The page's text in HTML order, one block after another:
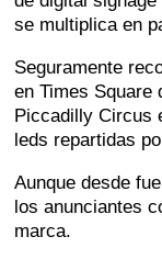
se multiplica en
Seguramente
en Times Square
Piccadilly Circus
leds repartidas
Aunque desde
los anunciantes
marca.